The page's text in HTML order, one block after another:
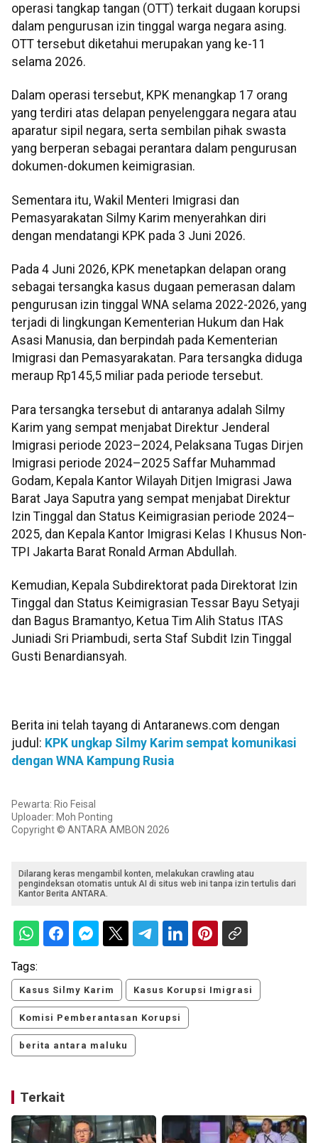
operasi tangkap tangan (OTT) terkait dugaan korupsi
dalam pengurusan izin tinggal warga negara asing.
OTT tersebut diketahui merupakan yang ke-11
selama 2026.
Dalam operasi tersebut, KPK menangkap 17 orang
yang terdiri atas delapan penyelenggara negara atau
aparatur sipil negara, serta sembilan pihak swasta
yang berperan sebagai perantara dalam pengurusan
dokumen-dokumen keimigrasian.
Sementara itu, Wakil Menteri Imigrasi dan
Pemasyarakatan Silmy Karim menyerahkan diri
dengan mendatangi KPK pada 3 Juni 2026.
Pada 4 Juni 2026, KPK menetapkan delapan orang
sebagai tersangka kasus dugaan pemerasan dalam
pengurusan izin tinggal WNA selama 2022-2026, yang
terjadi di lingkungan Kementerian Hukum dan Hak
Asasi Manusia, dan berpindah pada Kementerian
Imigrasi dan Pemasyarakatan. Para tersangka diduga
meraup Rp145,5 miliar pada periode tersebut.
Para tersangka tersebut di antaranya adalah Silmy
Karim yang sempat menjabat Direktur Jenderal
Imigrasi periode 2023–2024, Pelaksana Tugas Dirjen
Imigrasi periode 2024–2025 Saffar Muhammad
Godam, Kepala Kantor Wilayah Ditjen Imigrasi Jawa
Barat Jaya Saputra yang sempat menjabat Direktur
Izin Tinggal dan Status Keimigrasian periode 2024–
2025, dan Kepala Kantor Imigrasi Kelas I Khusus Non-
TPI Jakarta Barat Ronald Arman Abdullah.
Kemudian, Kepala Subdirektorat pada Direktorat Izin
Tinggal dan Status Keimigrasian Tessar Bayu Setyaji
dan Bagus Bramantyo, Ketua Tim Alih Status ITAS
Juniadi Sri Priambudi, serta Staf Subdit Izin Tinggal
Gusti Benardiansyah.
Berita ini telah tayang di Antaranews.com dengan
judul: KPK ungkap Silmy Karim sempat komunikasi
dengan WNA Kampung Rusia
Pewarta: Rio Feisal
Uploader: Moh Ponting
Copyright © ANTARA AMBON 2026
Dilarang keras mengambil konten, melakukan crawling atau
pengindeksan otomatis untuk AI di situs web ini tanpa izin tertulis dari
Kantor Berita ANTARA.
Tags:
Kasus Silmy Karim Kasus Korupsi Imigrasi
Komisi Pemberantasan Korupsi
berita antara maluku
Terkait